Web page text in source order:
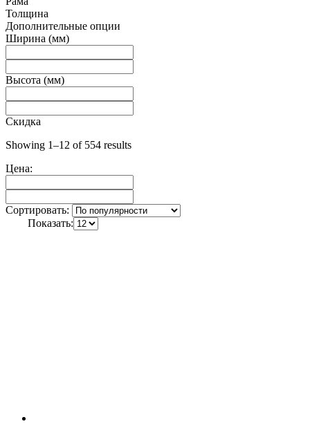
Толщина
Дополнительные опции
Ширина (мм)
Высота (мм)
Скидка
Showing 1–12 of 554 results
Цена:
Сортировать:
Показать: